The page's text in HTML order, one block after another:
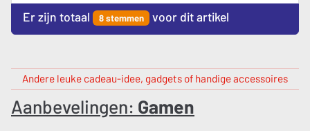
Er zijn totaal 8 stemmen voor dit artikel
Andere leuke cadeau-idee, gadgets of handige accessoires
Aanbevelingen: Gamen